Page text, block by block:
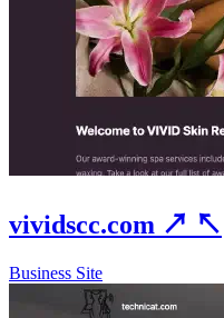
vividscc.com ↗ ↖
Business Site